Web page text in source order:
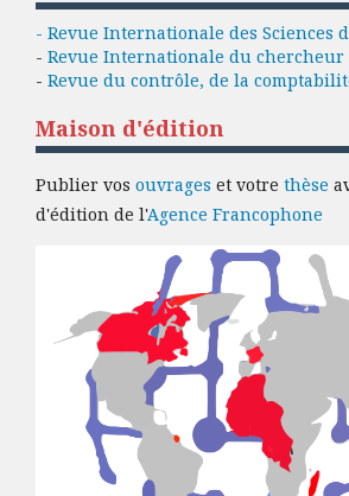
- Revue Internationale des Sciences
- Revue Internationale du chercheur
- Revue du contrôle, de la
Maison d'édition
Publier vos ouvrages et votre thèse
d'édition de l'Agence Francophone